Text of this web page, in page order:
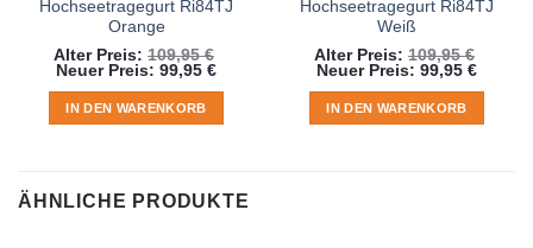
Hochseetragegurt Ri84TJ
Orange
Alter Preis: 109,95€
Ursprünglicher
Neuer Preis: 99,95 €Aktueller
IN DEN WARENKORB
Hochseetragegurt Ri84TJ
Weiß
Alter Preis: 109,95€
Neuer Preis: 99,95 €
IN DEN WARENKORB
ÄHNLICHE PRODUKTE